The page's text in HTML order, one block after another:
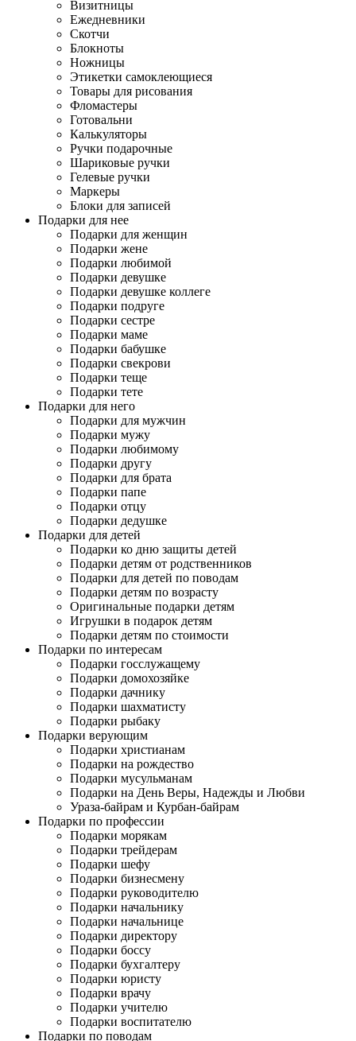
Визитницы
Ежедневники
Скотчи
Блокноты
Ножницы
Этикетки самоклеющиеся
Товары для рисования
Фломастеры
Готовальни
Калькуляторы
Ручки подарочные
Шариковые ручки
Гелевые ручки
Маркеры
Блоки для записей
Подарки для нее
Подарки для женщин
Подарки жене
Подарки любимой
Подарки девушке
Подарки девушке коллеге
Подарки подруге
Подарки сестре
Подарки маме
Подарки бабушке
Подарки свекрови
Подарки теще
Подарки тете
Подарки для него
Подарки для мужчин
Подарки мужу
Подарки любимому
Подарки другу
Подарки для брата
Подарки папе
Подарки отцу
Подарки дедушке
Подарки для детей
Подарки ко дню защиты детей
Подарки детям от родственников
Подарки для детей по поводам
Подарки детям по возрасту
Оригинальные подарки детям
Игрушки в подарок детям
Подарки детям по стоимости
Подарки по интересам
Подарки госслужащему
Подарки домохозяйке
Подарки дачнику
Подарки шахматисту
Подарки рыбаку
Подарки верующим
Подарки христианам
Подарки на рождество
Подарки мусульманам
Подарки на День Веры, Надежды и Любви
Ураза-байрам и Курбан-байрам
Подарки по профессии
Подарки морякам
Подарки трейдерам
Подарки шефу
Подарки бизнесмену
Подарки руководителю
Подарки начальнику
Подарки начальнице
Подарки директору
Подарки боссу
Подарки бухгалтеру
Подарки юристу
Подарки врачу
Подарки учителю
Подарки воспитателю
Подарки по поводам